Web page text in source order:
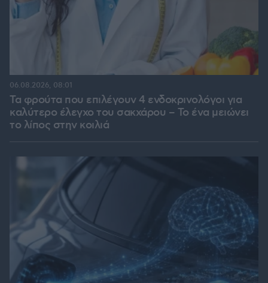
Τα φρούτα που επιλέγουν 4 ενδοκρινολόγοι για
καλύτερο έλεγχο του σακχάρου – Το ένα μειώνει
το λίπος στην κοιλιά
06.08.2026, 08:01